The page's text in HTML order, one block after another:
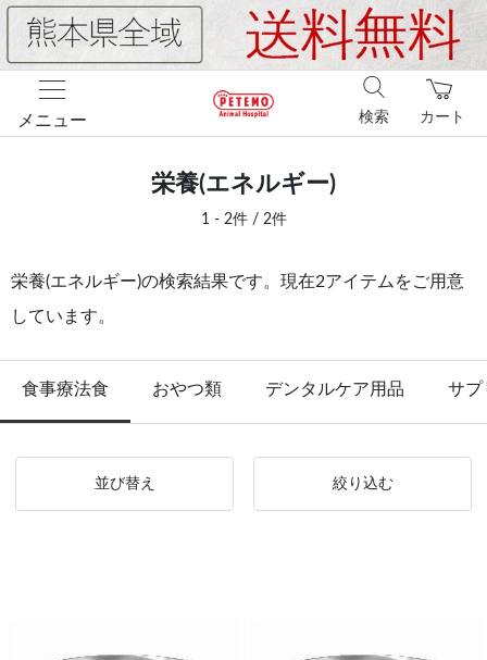
メニュー カート
検索
栄養(エネルギー)
1 - 2件 / 2件
栄養(エネルギー)の検索結果です。現在2アイテムをご用意
しています。
食事療法食 おやつ類 デンタルケア用品 サプ
並び替え 絞り込む